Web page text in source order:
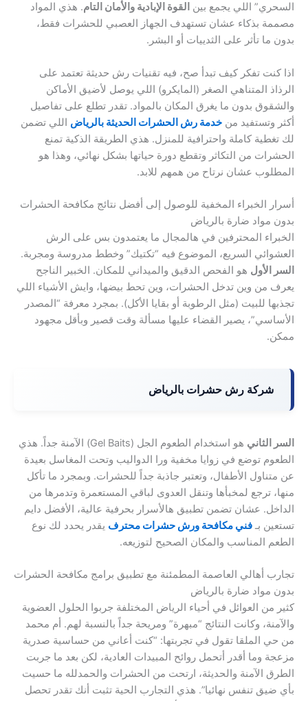
السحري” اللي يجمع بين القوة الإبادية والأمان التام. هذي المواد
مصممة بذكاء عشان تستهدف الجهاز العصبي للحشرات فقط،
بدون ما تأثر على الثدييات أو البشر.
اذا كنت تفكر كيف تبدأ صح، فيه تقنيات رش حديثة تعتمد على
الرذاذ المتناهي الصغر (المايكرو) اللي يوصل لأضيق الأماكن
والشقوق بدون ما يغرق المكان بالمواد. تقدر تطلع على تفاصيل
أكثر وتستفيد من خدمة رش الحشرات الحديثة بالرياض اللي تضمن
لك تغطية كاملة واحترافية للمنزل. هذي الطريقة الذكية تمنع
الحشرات من التكاثر وتقطع دورة حياتها بشكل نهائي، وهذا هو
المطلوب عشان نرتاح من همهم للابد.
أسرار الخبراء المخفية للوصول إلى أفضل نتائج مكافحة الحشرات
بدون مواد ضارة بالرياض
الخبراء المحترفين في هالمجال ما يعتمدون بس على الرش
العشوائي السريع، الموضوع فيه “تكتيك” وخطط مدروسة ومجربة.
السر الأول هو الفحص الدقيق والميداني للمكان. الخبير الناجح
يعرف من وين تدخل الحشرات، وين تحط بيضها، وايش الأشياء اللي
تجذبها للبيت (مثل الرطوبة أو بقايا الأكل). بمجرد معرفة “المصدر
الأساسي”، يصير القضاء عليها مسألة وقت قصير وبأقل مجهود
ممكن.
شركة رش حشرات بالرياض
السر الثاني
هو استخدام الطعوم الجل (Gel Baits) الآمنة جداً. هذي
الطعوم توضع في زوايا مخفية ورا الدواليب وتحت المغاسل بعيدة
عن متناول الأطفال، وتعتبر جاذبة جداً للحشرات. وبمجرد ما تأكل
منها، ترجع لمخبأها وتنقل العدوى لباقي المستعمرة وتدمرها من
الداخل. عشان تضمن تطبيق هالأسرار بحرفية عالية، الأفضل دايم
تستعين بـ فني مكافحة ورش حشرات محترف يقدر يحدد لك نوع
الطعم المناسب والمكان الصحيح لتوزيعه.
تجارب أهالي العاصمة المطمئنة مع تطبيق برامج مكافحة الحشرات
بدون مواد ضارة بالرياض
كثير من العوائل في أحياء الرياض المختلفة جربوا الحلول العضوية
والآمنة، وكانت النتائج “مبهرة” ومريحة جداً بالنسبة لهم. أم محمد
من حي الملقا تقول في تجربتها: “كنت أعاني من حساسية صدرية
مزعجة وما أقدر أتحمل روائح المبيدات العادية، لكن بعد ما جربت
الطرق الآمنة والحديثة، ارتحت من الحشرات والحمدلله ما حسيت
بأي ضيق تنفس نهائيا”. هذي التجارب الحية تثبت أنك تقدر تحصل